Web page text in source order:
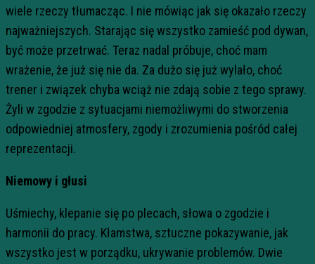
wiele rzeczy tłumacząc. I nie mówiąc jak się okazało rzeczy
najważniejszych. Starając się wszystko zamieść pod dywan,
być może przetrwać. Teraz nadal próbuje, choć mam
wrażenie, że już się nie da. Za dużo się już wylało, choć
trener i związek chyba wciąż nie zdają sobie z tego sprawy.
Żyli w zgodzie z sytuacjami niemożliwymi do stworzenia
odpowiedniej atmosfery, zgody i zrozumienia pośród całej
reprezentacji.
Niemowy i głusi
Uśmiechy, klepanie się po plecach, słowa o zgodzie i
harmonii do pracy. Kłamstwa, sztuczne pokazywanie, jak
wszystko jest w porządku, ukrywanie problemów. Dwie